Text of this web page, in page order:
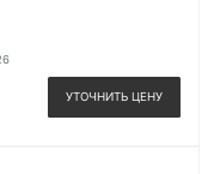
УТОЧНИТЬ ЦЕНУ